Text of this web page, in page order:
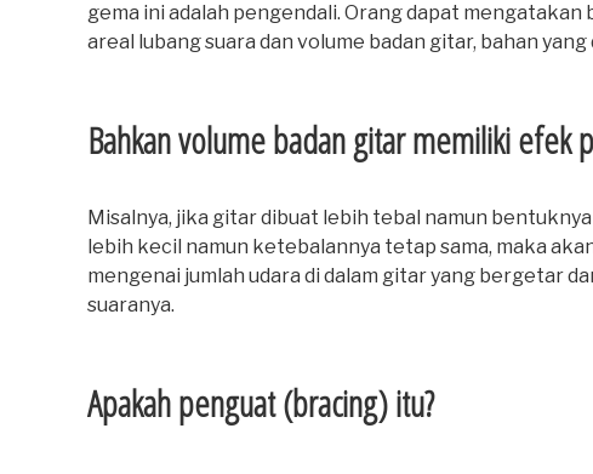
gema ini adalah pengendali. Orang dapat
areal lubang suara dan volume badan gitar, bahan
Bahkan volume badan gitar memiliki efek
Misalnya, jika gitar dibuat lebih tebal namun
lebih kecil namun ketebalannya tetap sama, maka
mengenai jumlah udara di dalam gitar yang bergetar
suaranya.
Apakah penguat (bracing) itu?